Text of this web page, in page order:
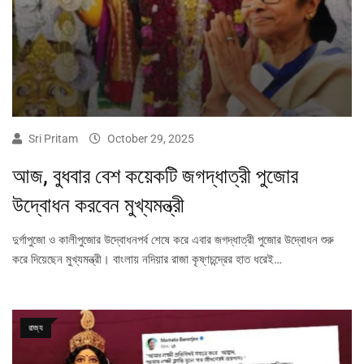
Sri Pritam October 29, 2025
আজ, বুধবার বেশ কয়েকটি জগদ্ধাত্রী পুজোর
উদ্বোধন করবেন মুখ্যমন্ত্রী
দুর্গাপুজো ও কালীপুজোর উদ্বোধনপর্ব শেষে করে এবার জগদ্ধাত্রী পুজোর উদ্বোধন শুরু
করে দিয়েছেন মুখ্যমন্ত্রী। বাংলায় নদিয়ার রাজা কৃষ্ণচন্দ্রের হাত ধরেই…
রাজ্য